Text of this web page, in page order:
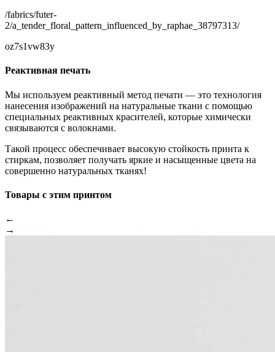
/fabrics/futer-
2/a_tender_floral_pattern_influenced_by_raphae_38797313/
oz7s1vw83y
Реактивная печать
Мы используем реактивный метод печати — это технология
нанесения изображений на натуральные ткани с помощью
специальных реактивных красителей, которые химически
связываются с волокнами.
Такой процесс обеспечивает высокую стойкость принта к
стиркам, позволяет получать яркие и насыщенные цвета на
совершенно натуральных тканях!
Товары с этим принтом
←
→